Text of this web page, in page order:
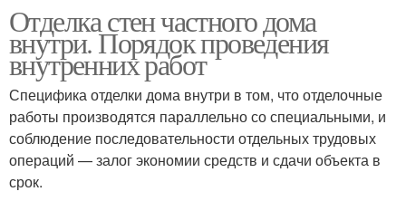
Отделка стен частного дома
внутри. Порядок проведения
внутренних работ
Специфика отделки дома внутри в том, что отделочные
работы производятся параллельно со специальными, и
соблюдение последовательности отдельных трудовых
операций — залог экономии средств и сдачи объекта в
срок.